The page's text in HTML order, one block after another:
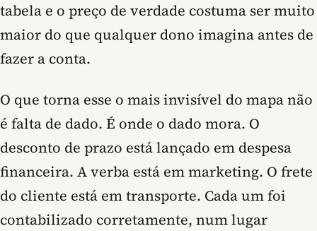
tabela e o preço de verdade costuma ser muito
maior do que qualquer dono imagina antes de
fazer a conta.
O que torna esse o mais invisível do mapa não
é falta de dado. É onde o dado mora. O
desconto de prazo está lançado em despesa
financeira. A verba está em marketing. O frete
do cliente está em transporte. Cada um foi
contabilizado corretamente, num lugar